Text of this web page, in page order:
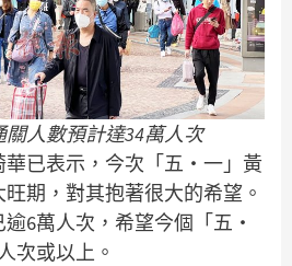
人數預計達34萬人次
華已表示，今次「五‧一」黃
期，對其抱著很大的希望。
6萬人次，希望今個「五‧
次或以上。